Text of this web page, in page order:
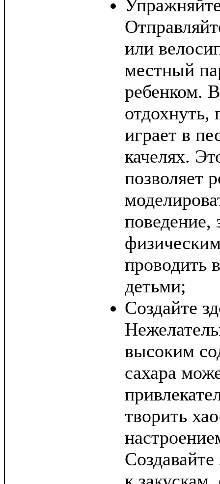
или
местный
ребенком.
отдохнуть,
играет в
качелях.
позволяет
поведение,
проводить
детьми;
Создайте
высоким
сахара
творить